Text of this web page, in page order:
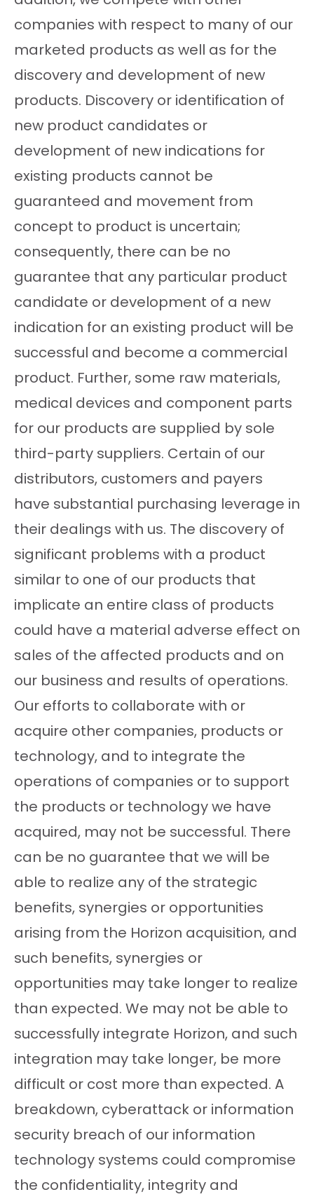
companies with respect to many of our
marketed products as well as for the
discovery and development of new
products. Discovery or identification of
new product candidates or
development of new indications for
existing products cannot be
guaranteed and movement from
concept to product is uncertain;
consequently, there can be no
guarantee that any particular product
candidate or development of a new
indication for an existing product will be
successful and become a commercial
product. Further, some raw materials,
medical devices and component parts
for our products are supplied by sole
third-party suppliers. Certain of our
distributors, customers and payers
have substantial purchasing leverage in
their dealings with us. The discovery of
significant problems with a product
similar to one of our products that
implicate an entire class of products
could have a material adverse effect on
sales of the affected products and on
our business and results of operations.
Our efforts to collaborate with or
acquire other companies, products or
technology, and to integrate the
operations of companies or to support
the products or technology we have
acquired, may not be successful. There
can be no guarantee that we will be
able to realize any of the strategic
benefits, synergies or opportunities
arising from the Horizon acquisition, and
such benefits, synergies or
opportunities may take longer to realize
than expected. We may not be able to
successfully integrate Horizon, and such
integration may take longer, be more
difficult or cost more than expected. A
breakdown, cyberattack or information
security breach of our information
technology systems could compromise
the confidentiality, integrity and